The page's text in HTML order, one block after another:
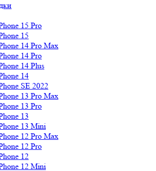
15 Pro
15
14 Pro Max
14 Pro
14 Plus
14
SE 2022
13 Pro Max
13 Pro
13
13 Mini
12 Pro Max
12 Pro
12
12 Mini